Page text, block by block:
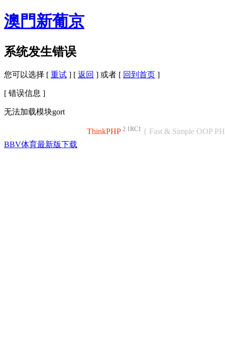
澳門新葡京
系统发生错误
您可以选择 [ 重试 ] [ 返回 ] 或者 [ 回到首页 ]
[ 错误信息 ]
无法加载模块gort
ThinkPHP 2.1RC1 { Fast & Simple OOP
BBV体育最新版下载